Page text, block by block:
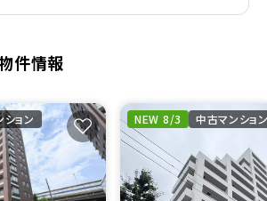
件情報
ョン NEW 8/3 中古マンショ